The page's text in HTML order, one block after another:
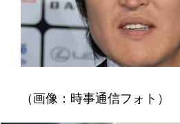
（画像：時事通信フォト）